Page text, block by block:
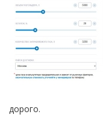
дорого.